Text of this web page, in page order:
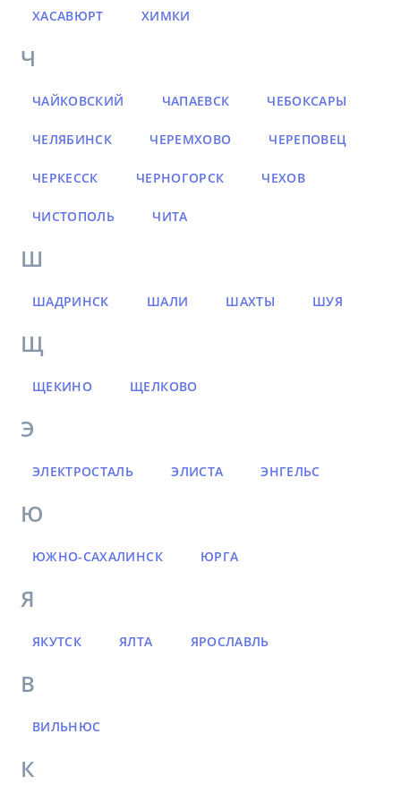
ХАСАВЮРТ ХИМКИ
Ч
ЧАЙКОВСКИЙ ЧАПАЕВСК ЧЕБОКСАРЫ
ЧЕЛЯБИНСК ЧЕРЕМХОВО ЧЕРЕПОВЕЦ
ЧЕРКЕССК ЧЕРНОГОРСК ЧЕХОВ
ЧИСТОПОЛЬ ЧИТА
Ш
ШАДРИНСК ШАЛИ ШАХТЫ ШУЯ
Щ
ЩЕКИНО ЩЕЛКОВО
Э
ЭЛЕКТРОСТАЛЬ ЭЛИСТА ЭНГЕЛЬС
Ю
ЮЖНО-САХАЛИНСК ЮРГА
Я
ЯКУТСК ЯЛТА ЯРОСЛАВЛЬ
В
ВИЛЬНЮС
К